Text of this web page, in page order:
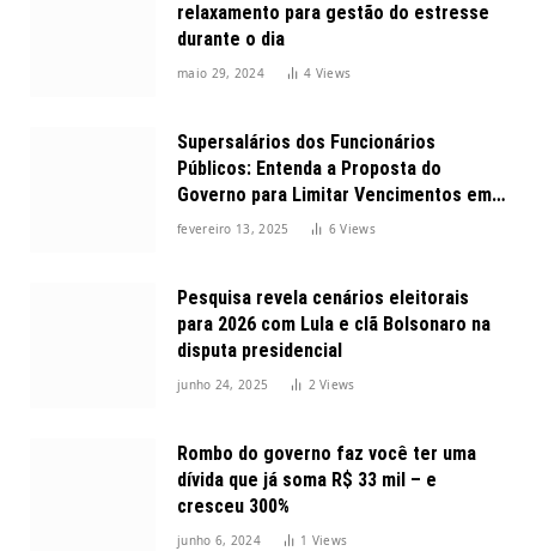
relaxamento para gestão do estresse
durante o dia
maio 29, 2024 4 Views
Supersalários dos Funcionários
Públicos: Entenda a Proposta do
Governo para Limitar Vencimentos em
2025
fevereiro 13, 2025 6Views
Pesquisa revela cenários eleitorais
para 2026 com Lula e clã Bolsonaro na
disputa presidencial
junho 24, 2025 2Views
Rombo do governo faz você ter uma
dívida que já soma R$ 33 mil – e
cresceu 300%
junho 6, 2024 1 Views